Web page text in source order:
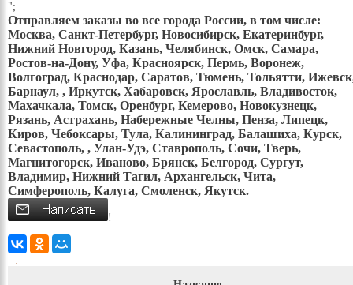
";
Отправляем заказы во все города России, в том числе:
Москва, Санкт-Петербург, Новосибирск, Екатеринбург,
Нижний Новгород, Казань, Челябинск, Омск, Самара,
Ростов-на-Дону, Уфа, Красноярск, Пермь, Воронеж,
Волгоград, Краснодар, Саратов, Тюмень, Тольятти,
Барнаул, , Иркутск, Хабаровск, Ярославль, Владивосток,
Махачкала, Томск, Оренбург, Кемерово, Новокузнецк,
Рязань, Астрахань, Набережные Челны, Пенза, Липецк,
Киров, Чебоксары, Тула, Калининград, Балашиха, Курск,
Севастополь, , Улан-Удэ, Ставрополь, Сочи, Тверь,
Магнитогорск, Иваново, Брянск, Белгород, Сургут,
Владимир, Нижний Тагил, Архангельск, Чита,
Симферополь, Калуга, Смоленск, Якутск.
!